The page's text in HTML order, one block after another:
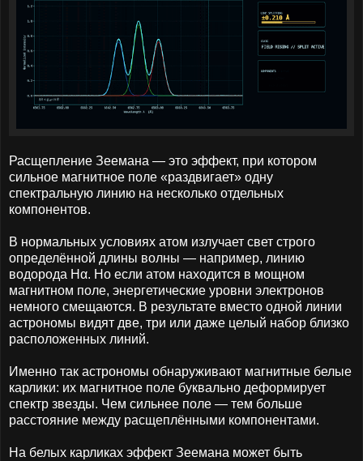
Расщепление Зеемана — это эффект, при котором
сильное магнитное поле «раздвигает» одну
спектральную линию на несколько отдельных
компонентов.
В нормальных условиях атом излучает свет строго
определённой длины волны — например, линию
водорода Hα. Но если атом находится в мощном
магнитном поле, энергетические уровни электронов
немного смещаются. В результате вместо одной линии
астрономы видят две, три или даже целый набор близко
расположенных линий.
Именно так астрономы обнаруживают магнитные белые
карлики: их магнитное поле буквально деформирует
спектр звезды. Чем сильнее поле — тем больше
расстояние между расщеплёнными компонентами.
На белых карликах эффект Зеемана может быть